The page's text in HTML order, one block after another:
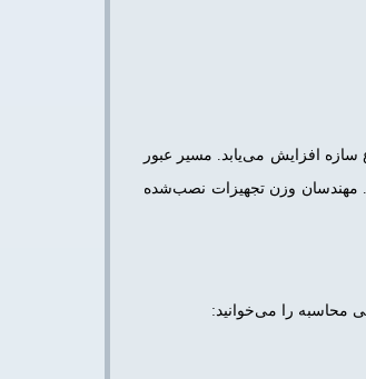
دارد. اگر تعداد لوله‌ها زیاد باشد یا قطر آن‌ها بالای ۴۰۰ میلی‌متر باشد، ارتفاع سازه افزایش می‌یابد. مسیر عبور
مهندسان وزن تجهیزات نصب‌شده
محاسبه را می‌خوانید: